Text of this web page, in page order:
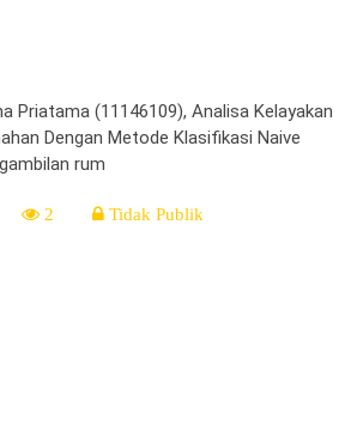
Priatama (11146109), Analisa Kelayakan
Dengan Metode Klasifikasi Naive
rum
2 Tidak Publik